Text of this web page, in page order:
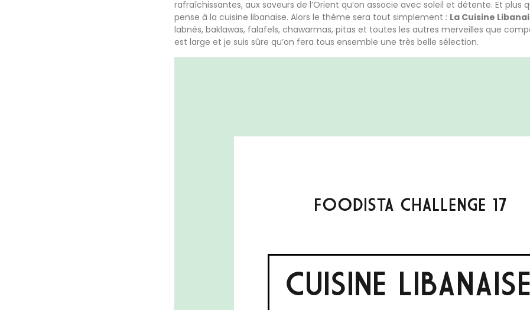
rafraîchissantes, aux saveurs de l’Orient qu’on associe avec soleil et détente. Et plus
pense à la cuisine libanaise. Alors le thème sera tout simplement : La Cuisine
labnés, baklawas, falafels, chawarmas, pitas et toutes les autres merveilles que
est large et je suis sûre qu’on fera tous ensemble une très belle sélection.